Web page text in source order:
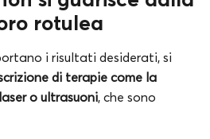
rotulea
i risultati desiderati, si
di terapie come la
o ultrasuoni, che sono